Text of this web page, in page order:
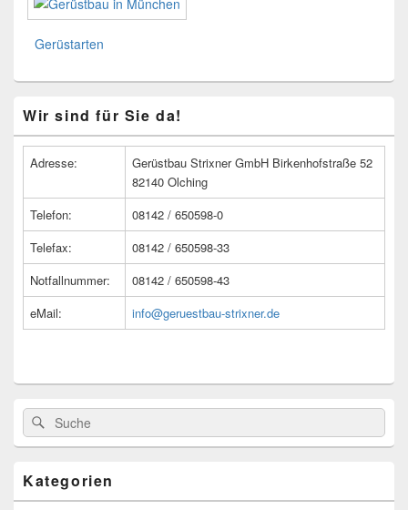
Gerüstarten
Seitenleisten
Widget-
Wir sind für Sie da!
Adresse:
Gerüstbau Strixner GmbH Birkenhofstraße 52
82140 Olching
Telefon:
08142 / 650598-0
Telefax:
08142 / 650598-33
Notfallnummer:
08142 / 650598-43
eMail:
info@geruestbau-strixner.de
Suche
nach:
Suche
Kategorien